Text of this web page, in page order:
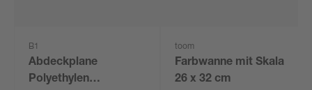
B1
Abdeckplane
Polyethylen
toom
Farbwanne mit Skala
26 x 32 cm